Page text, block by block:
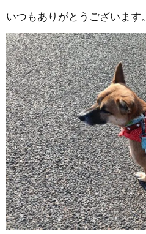
いつもありがとうございます。